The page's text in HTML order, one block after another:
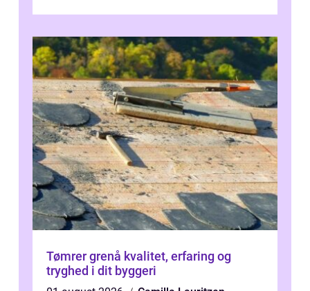
Tømrer grenå kvalitet, erfaring og
tryghed i dit byggeri